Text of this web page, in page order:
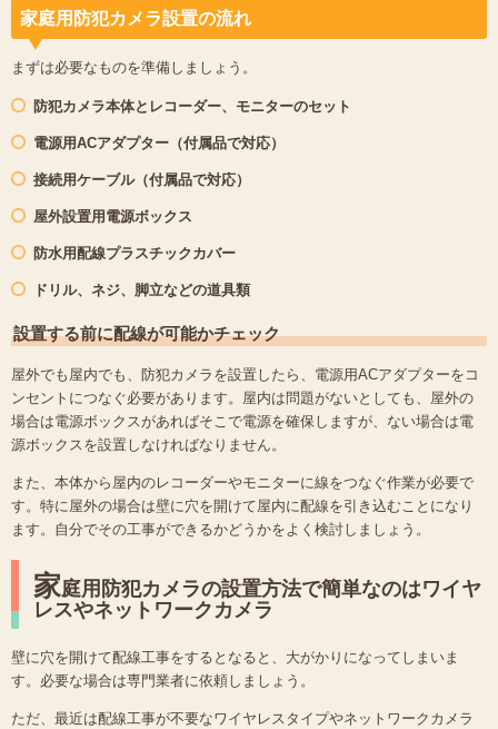
家庭用防犯カメラ設置の流れ
まずは必要なものを準備しましょう。
防犯カメラ本体とレコーダー、モニターのセット
電源用ACアダプター（付属品で対応）
接続用ケーブル（付属品で対応）
屋外設置用電源ボックス
防水用配線プラスチックカバー
ドリル、ネジ、脚立などの道具類
設置する前に配線が可能かチェック
屋外でも屋内でも、防犯カメラを設置したら、電源用ACアダプターをコ
ンセントにつなぐ必要があります。屋内は問題がないとしても、屋外の
場合は電源ボックスがあればそこで電源を確保しますが、ない場合は電
源ボックスを設置しなければなりません。
また、本体から屋内のレコーダーやモニターに線をつなぐ作業が必要で
す。特に屋外の場合は壁に穴を開けて屋内に配線を引き込むことになり
ます。自分でその工事ができるかどうかをよく検討しましょう。
家庭用防犯カメラの設置方法で簡単なのはワイヤ
レスやネットワークカメラ
壁に穴を開けて配線工事をするとなると、大がかりになってしまいま
す。必要な場合は専門業者に依頼しましょう。
ただ、最近は配線工事が不要なワイヤレスタイプやネットワークカメラ